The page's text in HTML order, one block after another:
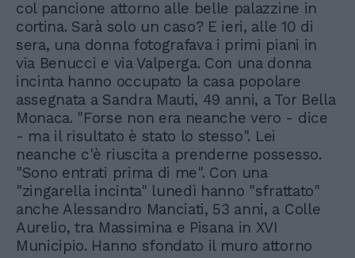
col pancione attorno alle belle palazzine in
cortina. Sarà solo un caso? E ieri, alle 10 di
sera, una donna fotografava i primi piani in
via Benucci e via Valperga. Con una donna
incinta hanno occupato la casa popolare
assegnata a Sandra Mauti, 49 anni, a Tor Bella
Monaca. "Forse non era neanche vero - dice
- ma il risultato è stato lo stesso". Lei
neanche c'è riuscita a prenderne possesso.
"Sono entrati prima di me". Con una
"zingarella incinta" lunedì hanno "sfrattato"
anche Alessandro Manciati, 53 anni, a Colle
Aurelio, tra Massimina e Pisana in XVI
Municipio. Hanno sfondato il muro attorno